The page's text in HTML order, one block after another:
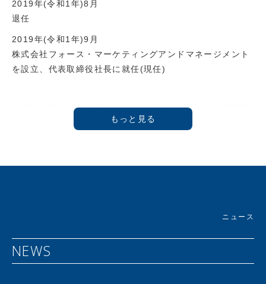
2019年(令和1年)8月
退任
2019年(令和1年)9月
株式会社フォース・マーケティングアンドマネージメント
を設立、代表取締役社長に就任(現任)
1950年(昭和25年)大阪生まれ。1973年(昭和48年)慶應義
塾大学商学部卒業後、ライオン油脂(株)(現 ライオン(株))
クル事業推進室 室長に就任。創業時４人でスタートしたア
てアスクルを指揮し、年商4000億を誇るオフィス用品No.
1デリバリーサービスへと発展させる。
ニュース
NEWS